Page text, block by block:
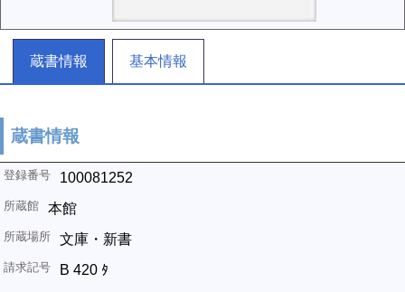
蔵書情報 基本情報
蔵書情報
100081252
本館
文庫・新書
B 420 ﾀ